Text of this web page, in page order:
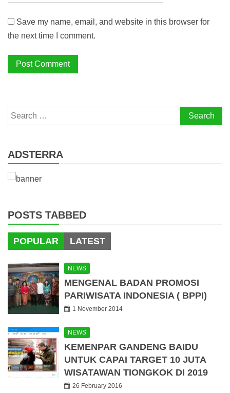
Save my name, email, and website in this browser for
the next time I comment.
Search
for:
ADSTERRA
POSTS TABBED
POPULAR LATEST
NEWS
MENGENAL BADAN PROMOSI
PARIWISATA INDONESIA ( BPPI)
1 November 2014
NEWS
KEMENPAR GANDENG BAIDU
UNTUK CAPAI TARGET 10 JUTA
WISATAWAN TIONGKOK DI 2019
26 February 2016